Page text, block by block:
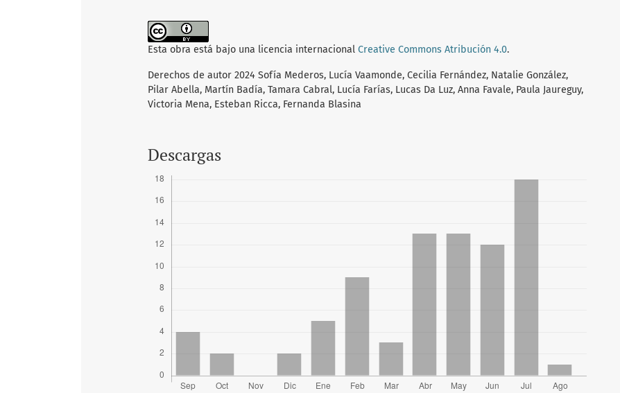
Esta obra está bajo una licencia internacional Creative Commons Atribución 4.0.
Derechos de autor 2024 Sofía Mederos, Lucía Vaamonde, Cecilia Fernández, Natalie González,
Pilar Abella, Martín Badía, Tamara Cabral, Lucía Farías, Lucas Da Luz, Anna Favale, Paula Jaureguy,
Victoria Mena, Esteban Ricca, Fernanda Blasina
Descargas